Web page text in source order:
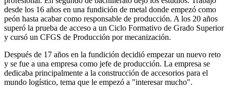
desde los 16 años en una fundición de metal donde empezó como
peón hasta acabar como responsable de producción. A los 20 años
superó la prueba de acceso a un Ciclo Formativo de Grado Superior
y cursó un CFGS de Producción por mecanización.
Después de 17 años en la fundición decidió empezar un nuevo reto
y se fue a una empresa como jefe de producción. La empresa se
dedicaba principalmente a la construcción de accesorios para el
mundo logístico, tema que le empezó a "interesar mucho".